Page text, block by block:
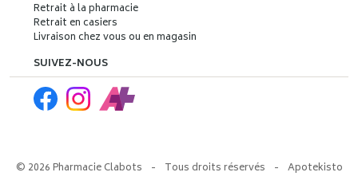
Retrait à la pharmacie
Retrait en casiers
Livraison chez vous ou en magasin
SUIVEZ-NOUS
© 2026 Pharmacie Clabots - Tous droits réservés - Apotekisto